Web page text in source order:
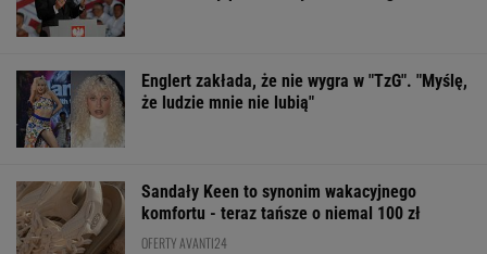
Englert zakłada, że nie wygra w "TzG". "Myślę,
że ludzie mnie nie lubią"
Sandały Keen to synonim wakacyjnego
komfortu - teraz tańsze o niemal 100 zł
OFERTY AVANTI24